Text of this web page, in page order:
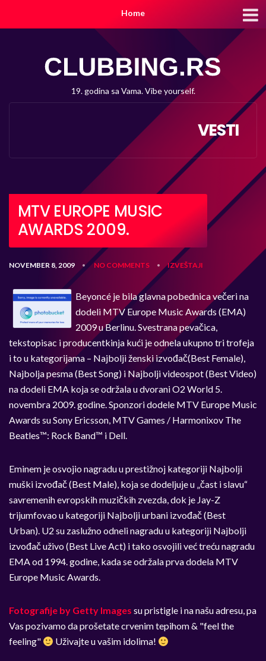
Home
19. godina sa Vama. Vibe yourself.
VESTI
MTV EUROPE MUSIC
AWARDS 2009.
NOVEMBER 8, 2009 • NO COMMENTS • IZVEŠTAJI
Beyoncé je bila glavna pobednica večeri na
dodeli MTV Europe Music Awards (EMA)
2009 u Berlinu. Svestrana pevačica,
tekstopisac i producentkinja kući je odnela ukupno tri trofeja
i to u kategorijama – Najbolji ženski izvođač(Best Female),
Najbolja pesma (Best Song) i Najbolji videospot (Best Video)
na dodeli EMA koja se održala u dvorani O2 World 5.
novembra 2009. godine. Sponzori dodele MTV Europe Music
Awards su Sony Ericsson, MTV Games / Harmonixov The
Beatles™: Rock Band™ i Dell.
Eminem je osvojio nagradu u prestižnoj kategoriji Najbolji
muški izvođač (Best Male), koja se dodeljuje u „čast i slavu“
savremenih evropskih muzičkih zvezda, dok je Jay-Z
trijumfovao u kategoriji Najbolji urbani izvođač (Best
Urban). U2 su zaslužno odneli nagradu u kategoriji Najbolji
izvođač uživo (Best Live Act) i tako osvojili već treću nagradu
EMA od 1994. godine, kada se održala prva dodela MTV
Europe Music Awards.
Fotografije by Getty Images su pristigle i na našu adresu, pa
Vas pozivamo da prošetate crvenim tepihom & "feel the
feeling"
Uživajte u vašim idolima!